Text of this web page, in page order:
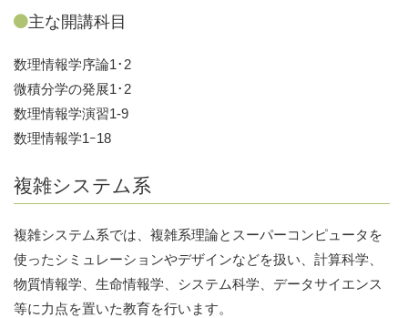
主な開講科目
数理情報学序論1･2
微積分学の発展1･2
数理情報学演習1-9
数理情報学1ｰ18
複雑システム系
複雑システム系では、複雑系理論とスーパーコンピュータを
使ったシミュレーションやデザインなどを扱い、計算科学、
物質情報学、生命情報学、システム科学、データサイエンス
等に力点を置いた教育を行います。